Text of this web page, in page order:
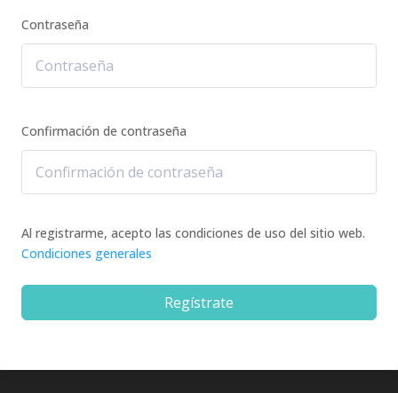
Contraseña
Confirmación de contraseña
Al registrarme, acepto las condiciones de uso del sitio web.
Condiciones generales
Regístrate